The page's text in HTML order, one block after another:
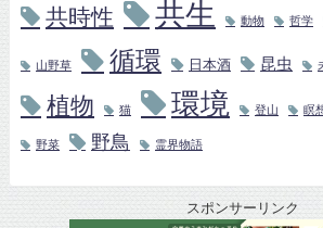
共時性 共生 動物 哲学
山野草 循環 日本酒 昆虫
植物 猫 環境 登山 瞑
野菜 野鳥 霊界物語
スポンサーリンク